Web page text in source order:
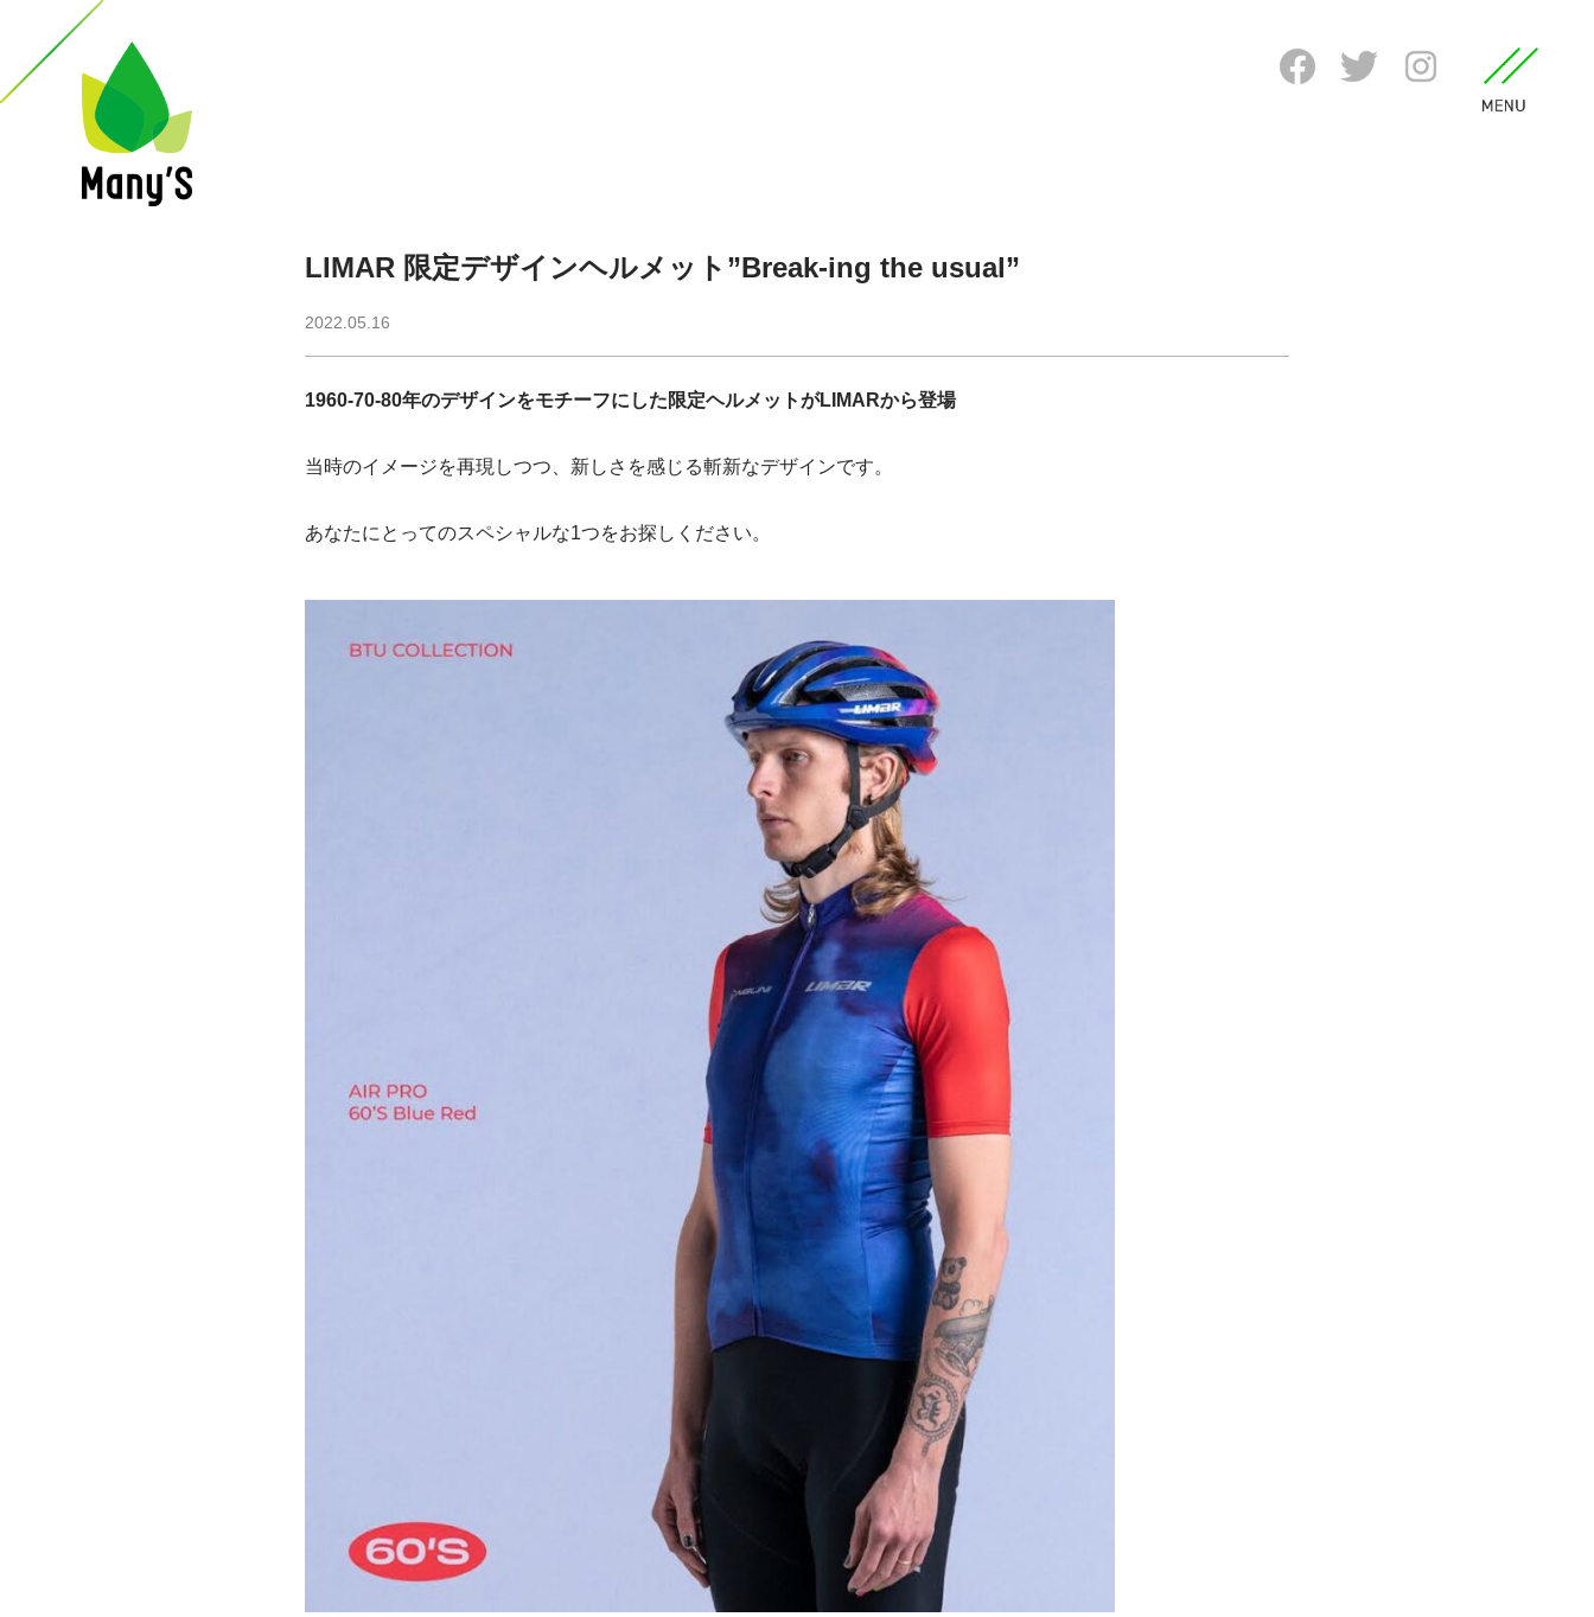
LIMAR 限定デザインヘルメット”Break-ing the usual”
2022.05.16
1960-70-80年のデザインをモチーフにした限定ヘルメットがLIMARから登場
当時のイメージを再現しつつ、新しさを感じる斬新なデザインです。
あなたにとってのスペシャルな1つをお探しください。